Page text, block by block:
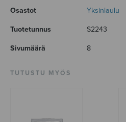
Osastot Yksinlaulu
Tuotetunnus S2243
Sivumäärä 8
TUTUSTU MYÖS